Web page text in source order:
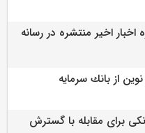
اخبار اخیر منتشره در رسانه
از بانك سرمايه
برای مقابله با گسترش